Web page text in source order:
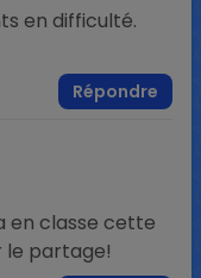
en difficulté.
Répondre
en classe cette
le partage!